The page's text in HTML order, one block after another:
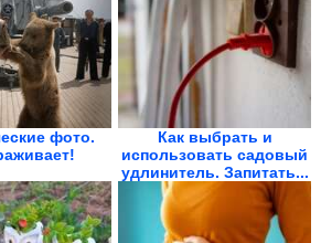
фото.
Как выбрать и
использовать садовый
удлинитель. Запитать...